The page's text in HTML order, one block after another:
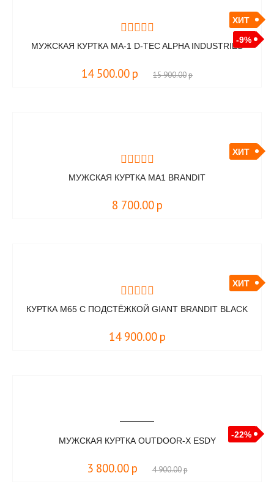
-9%
ХИТ
МУЖСКАЯ КУРТКА MA-1 D-TEC ALPHA INDUSTRIES
14 500.00 р 15 900.00р
ХИТ
МУЖСКАЯ КУРТКА MA1 BRANDIT
8 700.00 р
ХИТ
КУРТКА M65 С ПОДСТЁЖКОЙ GIANT BRANDIT BLACK
14 900.00 р
-22%
МУЖСКАЯ КУРТКА OUTDOOR-X ESDY
3 800.00 р 4 900.00р